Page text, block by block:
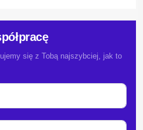
się z Tobą najszybciej, jak to